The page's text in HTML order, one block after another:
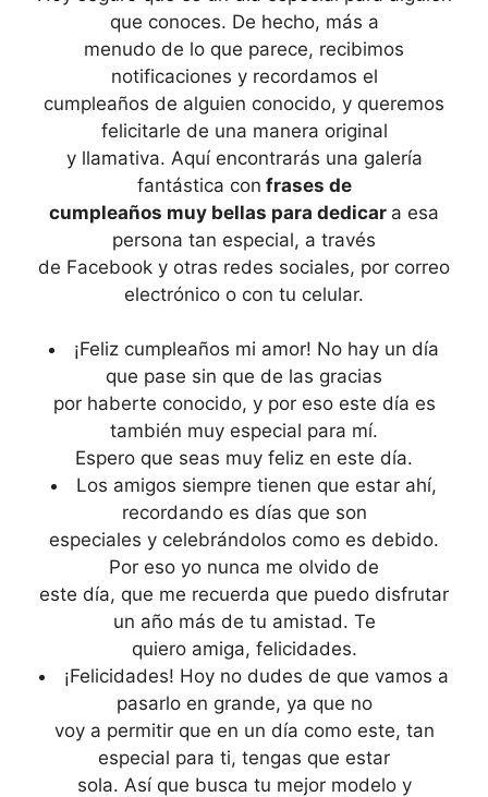
que conoces. De hecho, más a
menudo de lo que parece, recibimos
notificaciones y recordamos el
cumpleaños de alguien conocido, y queremos
felicitarle de una manera original
y llamativa. Aquí encontrarás una galería
fantástica con frases de
cumpleaños muy bellas para dedicar a esa
persona tan especial, a través
de Facebook y otras redes sociales, por correo
electrónico o con tu celular.
¡Feliz cumpleaños mi amor! No hay un día
que pase sin que de las gracias
por haberte conocido, y por eso este día es
también muy especial para mí.
Espero que seas muy feliz en este día.
Los amigos siempre tienen que estar ahí,
recordando es días que son
especiales y celebrándolos como es debido.
Por eso yo nunca me olvido de
este día, que me recuerda que puedo disfrutar
un año más de tu amistad. Te
quiero amiga, felicidades.
¡Felicidades! Hoy no dudes de que vamos a
pasarlo en grande, ya que no
voy a permitir que en un día como este, tan
especial para ti, tengas que estar
sola. Así que busca tu mejor modelo y